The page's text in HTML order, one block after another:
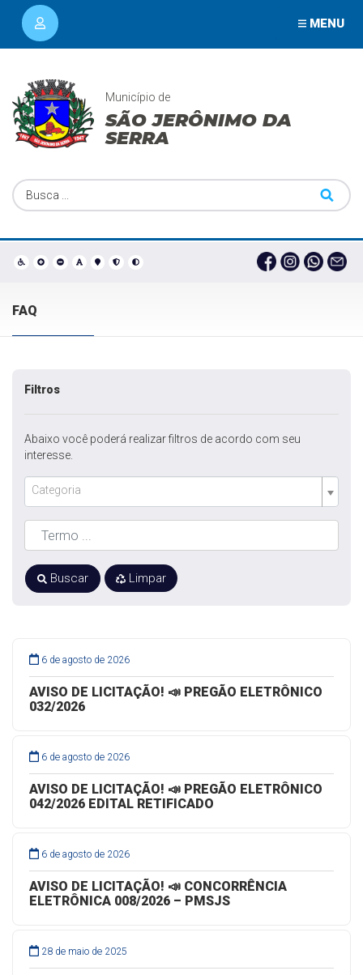
MENU
Município de
SÃO JERÔNIMO DA
SERRA
FAQ
Filtros
Abaixo você poderá realizar filtros de acordo com seu
interesse.
Categoria
Buscar Limpar
6 de agosto de 2026
AVISO DE LICITAÇÃO! 📣 PREGÃO ELETRÔNICO
032/2026
6 de agosto de 2026
AVISO DE LICITAÇÃO! 📣 PREGÃO ELETRÔNICO
042/2026 EDITAL RETIFICADO
6 de agosto de 2026
AVISO DE LICITAÇÃO! 📣 CONCORRÊNCIA
ELETRÔNICA 008/2026 – PMSJS
28 de maio de 2025